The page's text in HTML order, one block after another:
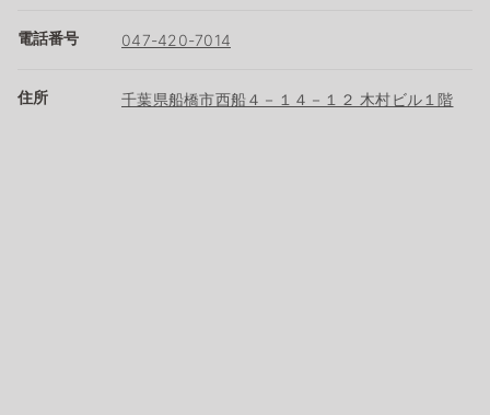
電話番号 047-420-7014
住所 千葉県船橋市西船４－１４－１２ 木村ビル１階